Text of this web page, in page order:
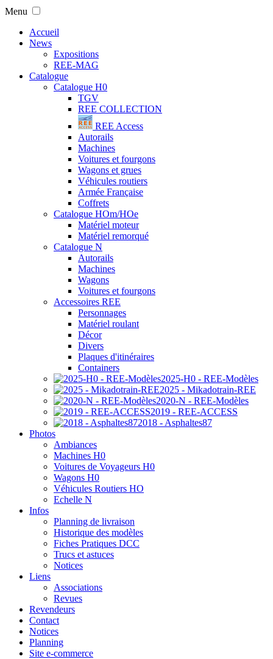
Menu
Accueil
News
Expositions
REE-MAG
Catalogue
Catalogue H0
TGV
REE COLLECTION
REE Access
Autorails
Machines
Voitures et fourgons
Wagons et grues
Véhicules routiers
Armée Française
Coffrets
Catalogue HOm/HOe
Matériel moteur
Matériel remorqué
Catalogue N
Autorails
Machines
Wagons
Voitures et fourgons
Accessoires REE
Personnages
Matériel roulant
Décor
Divers
Plaques d'itinéraires
Containers
2025-H0 - REE-Modèles
2025 - Mikadotrain-REE
2020-N - REE-Modèles
2019 - REE-ACCESS
2018 - Asphaltes87
Photos
Ambiances
Machines H0
Voitures de Voyageurs H0
Wagons H0
Véhicules Routiers HO
Echelle N
Infos
Planning de livraison
Historique des modèles
Fiches Pratiques DCC
Trucs et astuces
Notices
Liens
Associations
Revues
Revendeurs
Contact
Notices
Planning
Site e-commerce